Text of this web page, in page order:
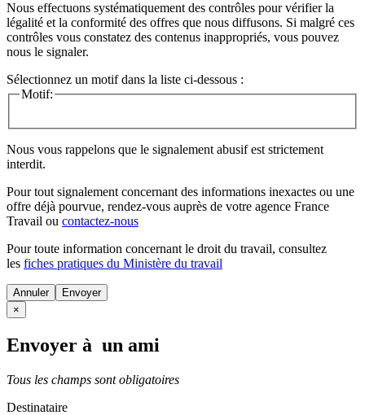
Nous effectuons systématiquement des contrôles pour vérifier la
légalité et la conformité des offres que nous diffusons. Si malgré ces
contrôles vous constatez des contenus inappropriés, vous pouvez
nous le signaler.
Sélectionnez un motif dans la liste ci-dessous :
Motif:
Nous vous rappelons que le signalement abusif est strictement
interdit.
Pour tout signalement concernant des informations inexactes ou une
offre déjà pourvue, rendez-vous auprès de votre agence France
Travail ou contactez-nous
Pour toute information concernant le droit du travail, consultez
les fiches pratiques du Ministère du travail
Annuler
×
Envoyer à un ami
Tous les champs sont obligatoires
Destinataire